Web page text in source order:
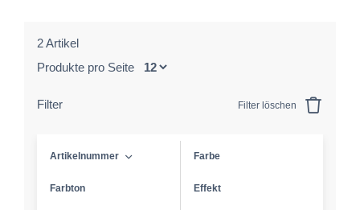
2 Artikel
Produkte pro Seite
Filter Filter löschen
Artikelnummer Farbe
Farbton Effekt